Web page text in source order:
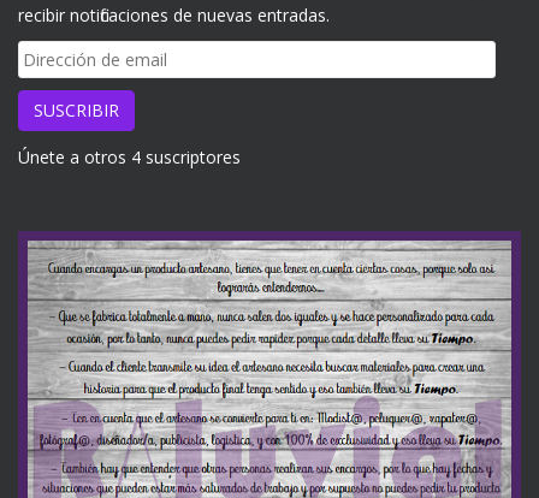
recibir notificaciones de nuevas entradas.
Dirección
de
email
SUSCRIBIR
Únete a otros 4 suscriptores